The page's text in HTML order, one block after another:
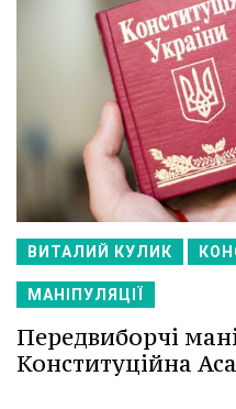
ВИТАЛИЙ КУЛИК
МАНІПУЛЯЦІЇ
Передвиборчі
Конституційна